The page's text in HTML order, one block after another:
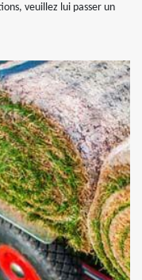
veuillez lui passer un